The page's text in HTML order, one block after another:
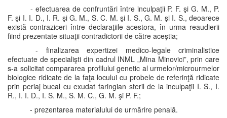
- efectuarea de confruntări între inculpaţii P. F. şi G. M., P.
F. şi I. I. D., I. R. şi G. M., S. C. M. şi I. S., G. M. şi I. S., deoarece
există contraziceri între declaraţiile acestora, în urma reaudierii
fiind prezentate situaţii contradictorii de către aceştia;
- finalizarea expertizei medico-legale criminalistice
efectuate de specialişti din cadrul INML „Mina Minovici”, prin care
s-a solicitat compararea profilului genetic al urmelor/microurmelor
biologice ridicate de la faţa locului cu probele de referinţă ridicate
prin periaj bucal cu exudat faringian steril de la inculpaţii I. S., I.
R., I. I. D., I. S. M., S. M. C., G. M. şi P. F.;
- prezentarea materialului de urmărire penală.